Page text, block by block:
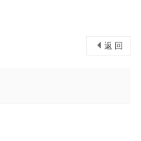
返 回